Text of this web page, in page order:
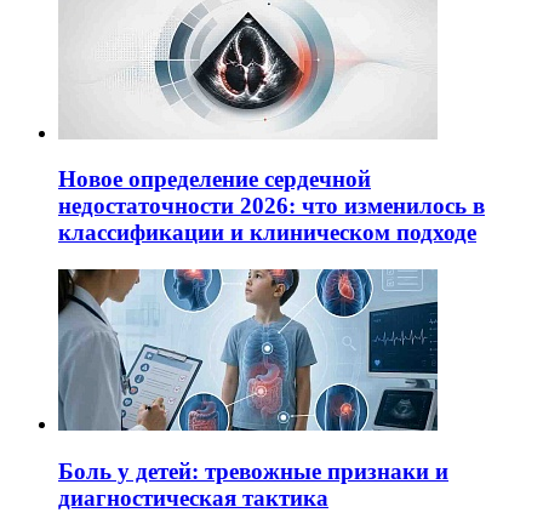
Новое определение сердечной
недостаточности 2026: что изменилось в
классификации и клиническом подходе
Боль у детей: тревожные признаки и
диагностическая тактика